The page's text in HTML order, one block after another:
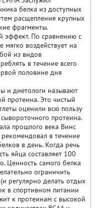
белка из доступных
расщепления крупных
фрагменты.
эффект. По сравнению с
воздействует на
из видов
в течение всего
половине дня
диетологи называют
протеина. Это чистый
оценили всю пользу
протеина.
прошлого века Винс
в течение
в день. Когда речь
яйца составляет 100
Ценность самого белка
ограничить
регулярно делать отдых
в спортивном питании
к протеинам с высокой